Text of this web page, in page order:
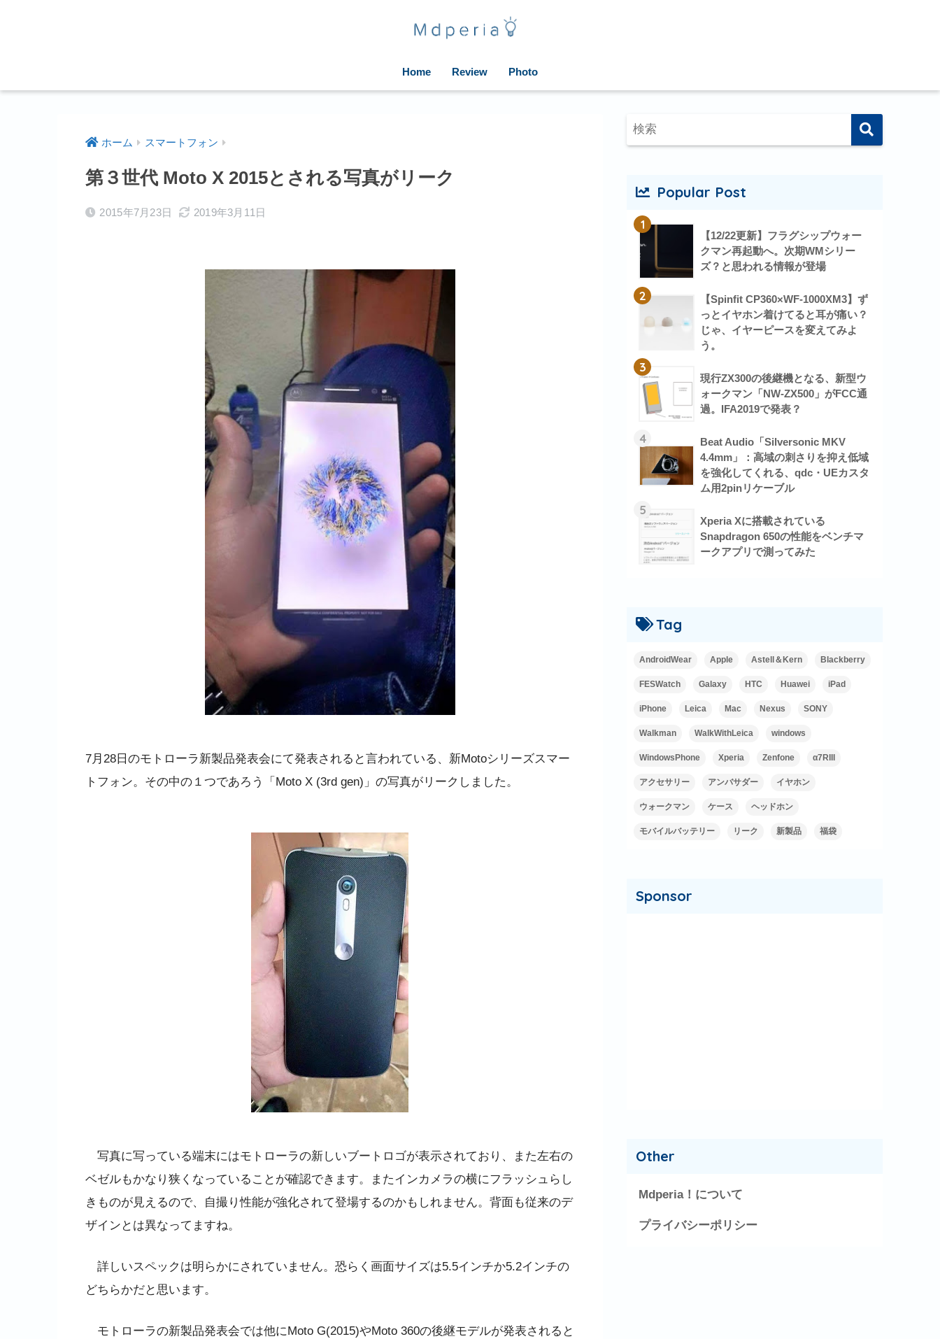
Home Review Photo
ホーム スマートフォン
第３世代 Moto X 2015とされる写真がリーク
2015年7月23日 2019年3月11日
7月28日のモトローラ新製品発表会にて発表されると言われている、新Motoシリーズスマー
トフォン。その中の１つであろう「Moto X (3rd gen)」の写真がリークしました。
写真に写っている端末にはモトローラの新しいブートロゴが表示されており、また左右の
ベゼルもかなり狭くなっていることが確認できます。またインカメラの横にフラッシュらし
きものが見えるので、自撮り性能が強化されて登場するのかもしれません。背面も従来のデ
ザインとは異なってますね。
詳しいスペックは明らかにされていません。恐らく画面サイズは5.5インチか5.2インチの
どちらかだと思います。
モトローラの新製品発表会では他にMoto G(2015)やMoto 360の後継モデルが発表されると
Popular Post
1
【12/22更新】フラグシップウォー
クマン再起動へ。次期WMシリー
ズ？と思われる情報が登場
2
【Spinfit CP360×WF-1000XM3】ず
っとイヤホン着けてると耳が痛い？
じゃ、イヤーピースを変えてみよ
う。
3
現行ZX300の後継機となる、新型ウ
ォークマン「NW-ZX500」がFCC通
過。IFA2019で発表？
4
Beat Audio「Silversonic MKV
4.4mm」：高域の刺さりを抑え低域
を強化してくれる、qdc・UEカスタ
ム用2pinリケーブル
5
Xperia Xに搭載されている
Snapdragon 650の性能をベンチマ
ークアプリで測ってみた
Tag
AndroidWear Apple Astell＆Kern Blackberry
FESWatch Galaxy HTC Huawei iPad
iPhone Leica Mac Nexus SONY
Walkman WalkWithLeica windows
WindowsPhone Xperia Zenfone α7RIII
アクセサリー アンバサダー イヤホン
ウォークマン ケース ヘッドホン
モバイルバッテリー リーク 新製品 福袋
Sponsor
Other
Mdperia！について
プライバシーポリシー